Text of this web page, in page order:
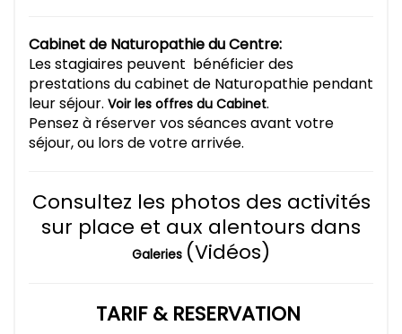
Cabinet de Naturopathie du Centre:
Les stagiaires peuvent bénéficier des
prestations du cabinet de Naturopathie pendant
leur séjour. Voir les offres du Cabinet.
Pensez à réserver vos séances avant votre
séjour, ou lors de votre arrivée.
Consultez les photos des activités
sur place et aux alentours dans
Galeries (Vidéos)
TARIF & RESERVATION